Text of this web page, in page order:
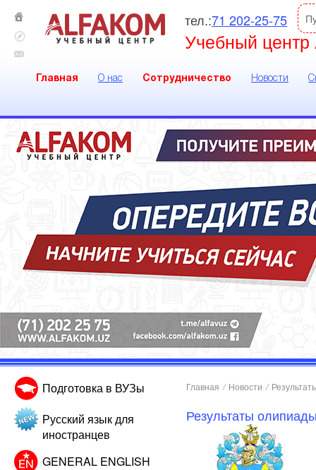
тел.:71 202-25-75
Учебный центр
Главная О нас Сотрудничество Новости
Подготовка в ВУЗы
Русский язык для
иностранцев
GENERAL ENGLISH
Главная / Новости /
Результаты